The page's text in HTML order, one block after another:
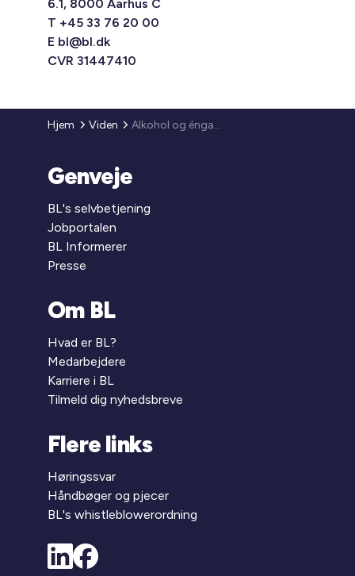
6.1, 8000 Aarhus C
T +45 33 76 20 00
E bl@bl.dk
CVR 31447410
Hjem Viden Alkohol og éngangsvederlag
Genveje
BL's selvbetjening
Jobportalen
BL Informerer
Presse
Om BL
Hvad er BL?
Medarbejdere
Karriere i BL
Tilmeld dig nyhedsbreve
Flere links
Høringssvar
Håndbøger og pjecer
BL's whistleblowerordning